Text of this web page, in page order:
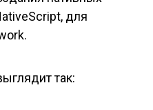
для
так: